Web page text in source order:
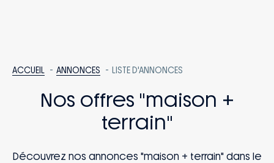
ACCUEIL ANNONCES LISTE D'ANNONCES
Nos offres "maison +
terrain"
Découvrez nos annonces "maison + terrain" dans le